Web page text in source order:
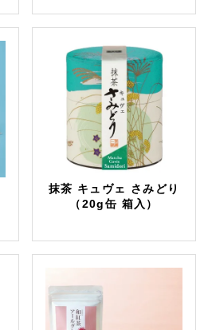
抹茶 キュヴェ さみどり
（20g缶 箱入）